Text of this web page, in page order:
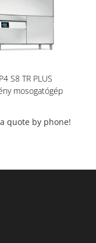
S8 TR PLUS
mosogatógép
quote by phone!